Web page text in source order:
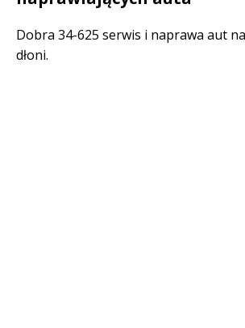
Dobra 34-625 serwis i naprawa aut
dłoni.